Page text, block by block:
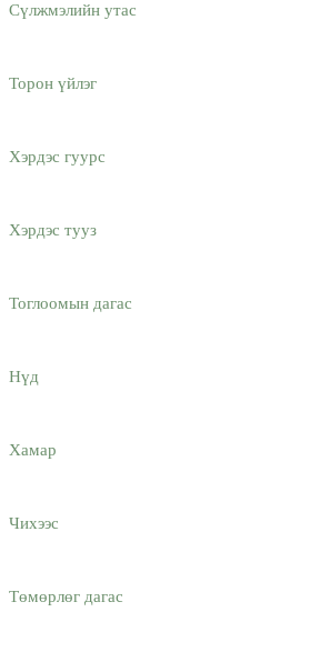
Сүлжмэлийн утас
Торон үйлэг
Хэрдэс гуурс
Хэрдэс тууз
Тоглоомын дагас
Нүд
Хамар
Чихээс
Төмөрлөг дагас